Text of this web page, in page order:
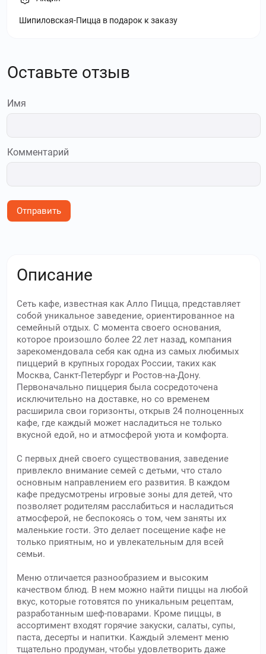
Шипиловская-Пицца в подарок к заказу
Оставьте отзыв
Имя
Комментарий
Отправить
Описание
Сеть кафе, известная как Алло Пицца, представляет
собой уникальное заведение, ориентированное на
семейный отдых. С момента своего основания,
которое произошло более 22 лет назад, компания
зарекомендовала себя как одна из самых любимых
пиццерий в крупных городах России, таких как
Москва, Санкт-Петербург и Ростов-на-Дону.
Первоначально пиццерия была сосредоточена
исключительно на доставке, но со временем
расширила свои горизонты, открыв 24 полноценных
кафе, где каждый может насладиться не только
вкусной едой, но и атмосферой уюта и комфорта.
С первых дней своего существования, заведение
привлекло внимание семей с детьми, что стало
основным направлением его развития. В каждом
кафе предусмотрены игровые зоны для детей, что
позволяет родителям расслабиться и насладиться
атмосферой, не беспокоясь о том, чем заняты их
маленькие гости. Это делает посещение кафе не
только приятным, но и увлекательным для всей
семьи.
Меню отличается разнообразием и высоким
качеством блюд. В нем можно найти пиццы на любой
вкус, которые готовятся по уникальным рецептам,
разработанным шеф-поварами. Кроме пиццы, в
ассортимент входят горячие закуски, салаты, супы,
паста, десерты и напитки. Каждый элемент меню
тщательно продуман, чтобы удовлетворить даже